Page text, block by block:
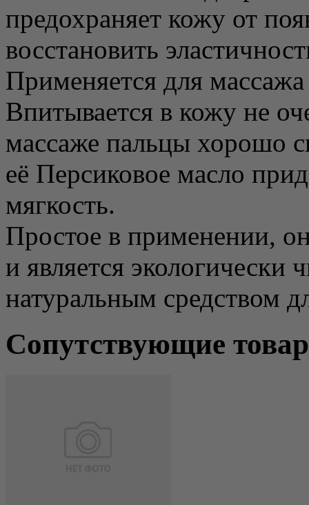
предохраняет кожу от
восстановить
Применяется для
Впитывается в кожу не
массаже пальцы хорошо
её Персиковое масло
мягкость.
Простое в применении,
и является
натуральным средством
Сопутствующие